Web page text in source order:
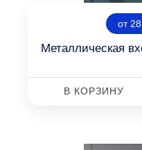
от
Металлическая
В КОРЗИНУ